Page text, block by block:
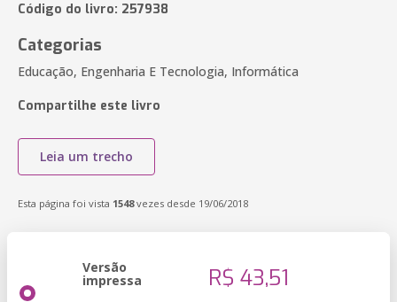
Código do livro: 257938
Categorias
Educação, Engenharia E Tecnologia, Informática
Compartilhe este livro
Leia um trecho
Esta página foi vista 1548vezes desde 19/06/2018
Versão
impressa R$ 43,51